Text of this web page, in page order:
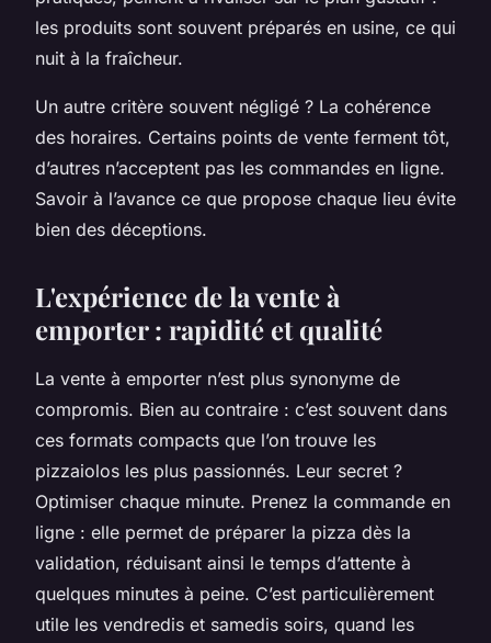
les produits sont souvent préparés en usine, ce qui
nuit à la fraîcheur.
Un autre critère souvent négligé ? La cohérence
des horaires. Certains points de vente ferment tôt,
d’autres n’acceptent pas les commandes en ligne.
Savoir à l’avance ce que propose chaque lieu évite
bien des déceptions.
L'expérience de la vente à
emporter : rapidité et qualité
La vente à emporter n’est plus synonyme de
compromis. Bien au contraire : c’est souvent dans
ces formats compacts que l’on trouve les
pizzaiolos les plus passionnés. Leur secret ?
Optimiser chaque minute. Prenez la commande en
ligne : elle permet de préparer la pizza dès la
validation, réduisant ainsi le temps d’attente à
quelques minutes à peine. C’est particulièrement
utile les vendredis et samedis soirs, quand les